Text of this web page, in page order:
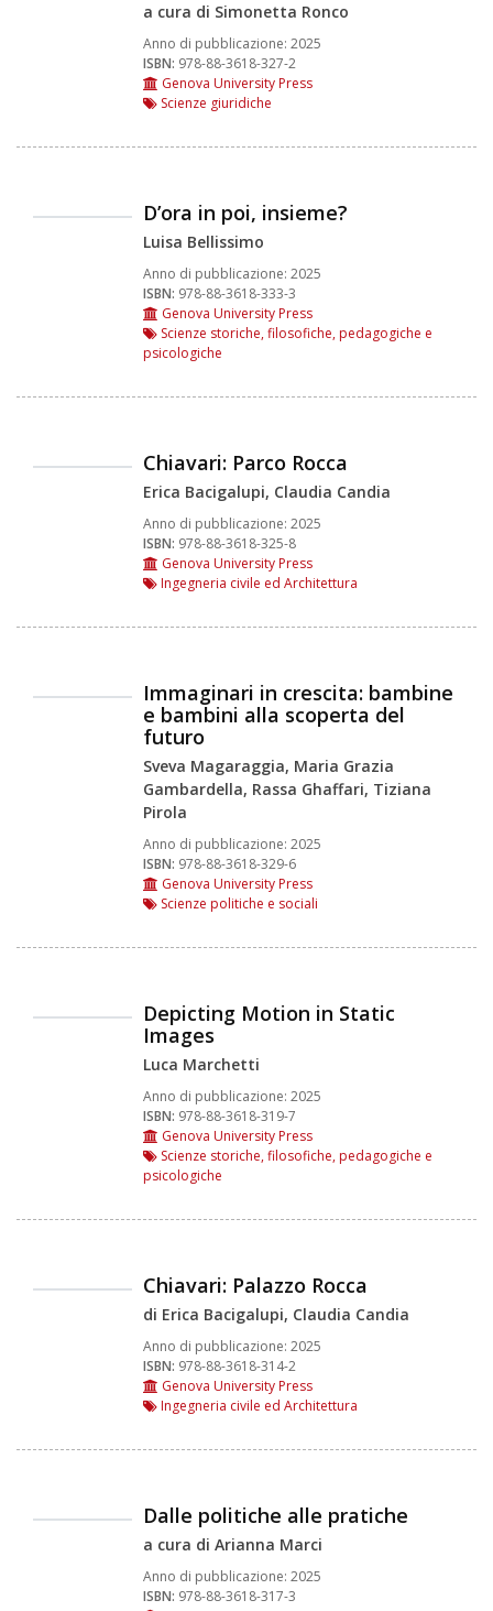
a cura di Simonetta Ronco
Anno di pubblicazione: 2025
ISBN: 978-88-3618-327-2
Genova University Press
Scienze giuridiche
D’ora in poi, insieme?
Luisa Bellissimo
Anno di pubblicazione: 2025
ISBN: 978-88-3618-333-3
Genova University Press
Scienze storiche, filosofiche, pedagogiche e
psicologiche
Chiavari: Parco Rocca
Erica Bacigalupi, Claudia Candia
Anno di pubblicazione: 2025
ISBN: 978-88-3618-325-8
Genova University Press
Ingegneria civile ed Architettura
Immaginari in crescita: bambine
e bambini alla scoperta del
futuro
Sveva Magaraggia, Maria Grazia
Gambardella, Rassa Ghaffari, Tiziana
Pirola
Anno di pubblicazione: 2025
ISBN: 978-88-3618-329-6
Genova University Press
Scienze politiche e sociali
Depicting Motion in Static
Images
Luca Marchetti
Anno di pubblicazione: 2025
ISBN: 978-88-3618-319-7
Genova University Press
Scienze storiche, filosofiche, pedagogiche e
psicologiche
Chiavari: Palazzo Rocca
di Erica Bacigalupi, Claudia Candia
Anno di pubblicazione: 2025
ISBN: 978-88-3618-314-2
Genova University Press
Ingegneria civile ed Architettura
Dalle politiche alle pratiche
a cura di Arianna Marci
Anno di pubblicazione: 2025
ISBN: 978-88-3618-317-3